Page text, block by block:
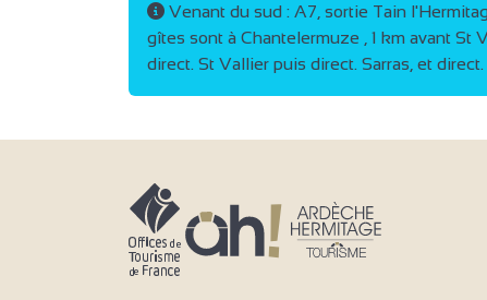
7
3
Venant du sud : A7, sortie Tain
gîtes sont à Chantelermuze , 1 km avant St
direct. St Vallier puis direct. Sarras, et direct.